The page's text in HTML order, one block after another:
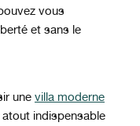
vous
et sans le
une villa moderne
atout indispensable